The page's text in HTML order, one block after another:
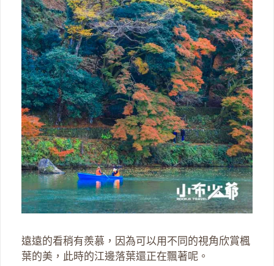
遠遠的看稍有羨慕，因為可以用不同的視角欣賞楓
葉的美，此時的江邊落葉還正在飄著呢。